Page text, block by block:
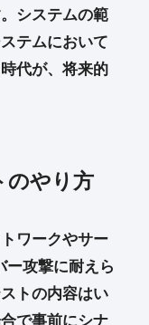
システムの範
テムにおいて
代が、将来的
のやり方
ワークやサー
ー攻撃に耐えら
トの内容はい
で事前にシナ